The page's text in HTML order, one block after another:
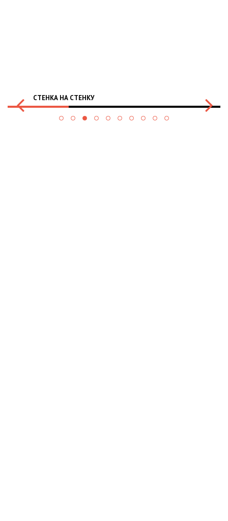
СТЕНКА НА СТЕНКУ